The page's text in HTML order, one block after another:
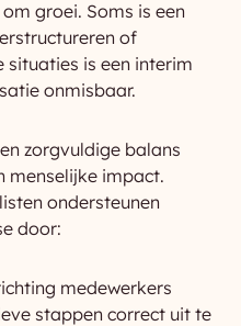
groei. Soms is een
of
is een interim
onmisbaar.
zorgvuldige balans
menselijke impact.
ondersteunen
door:
medewerkers
stappen correct uit te